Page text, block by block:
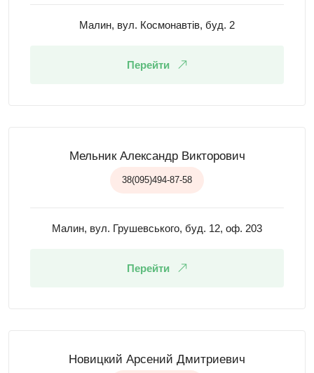
Малин, вул. Космонавтів, буд. 2
Перейти
Мельник Александр Викторович
38(095)494-87-58
Малин, вул. Грушевського, буд. 12, оф. 203
Перейти
Новицкий Арсений Дмитриевич